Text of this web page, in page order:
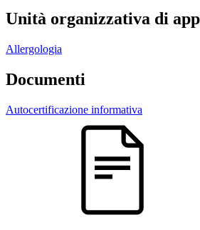
Unità organizzativa di
Allergologia
Documenti
Autocertificazione informativa